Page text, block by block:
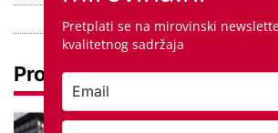
Pročitaj još
Ovo je 10
Pretplati se na mirovinski
kvalitetnog sadržaja